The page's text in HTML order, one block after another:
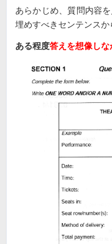
あらかじめ、質問内容
埋めすべきセンテンスか
ある程度答えを想像しな